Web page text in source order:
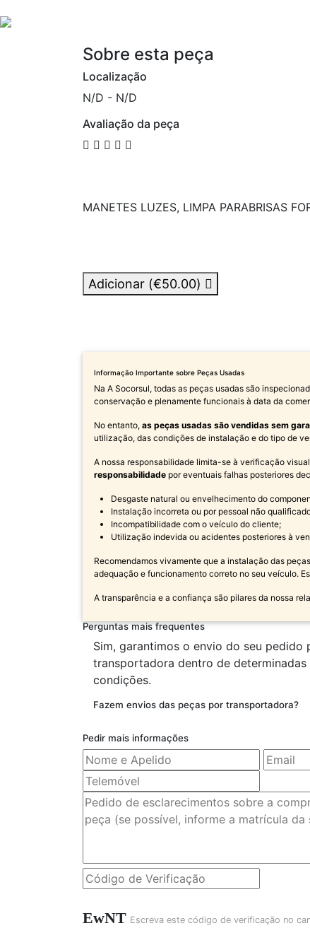
Sobre esta peça
Localização
N/D - N/D
Avaliação da peça
MANETES LUZES, LIMPA PARABRISAS
Adicionar (€50.00)
Informação Importante sobre Peças Usadas
Na A Socorsul, todas as peças usadas são
conservação e plenamente funcionais à data da
No entanto, as peças usadas são vendidas sem
utilização, das condições de instalação e do tipo de
A nossa responsabilidade limita-se à verificação
responsabilidade por eventuais falhas posteriores
Desgaste natural ou envelhecimento do
Instalação incorreta ou por pessoal não
Incompatibilidade com o veículo do cliente;
Utilização indevida ou acidentes posteriores à
Recomendamos vivamente que a instalação das
adequação e funcionamento correto no seu veículo.
A transparência e a confiança são pilares da nossa
Perguntas mais frequentes
Sim, garantimos o envio do seu pedido
transportadora dentro de determinadas
condições.
Fazem envios das peças por transportadora?
Pedir mais informações
EwNT Escreva este código de verificação no